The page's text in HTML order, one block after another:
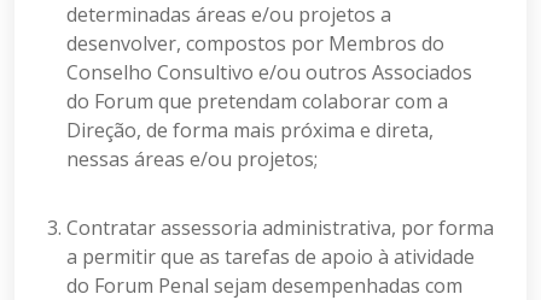
determinadas áreas e/ou projetos a
desenvolver, compostos por Membros do
Conselho Consultivo e/ou outros Associados
do Forum que pretendam colaborar com a
Direção, de forma mais próxima e direta,
nessas áreas e/ou projetos;
Contratar assessoria administrativa, por forma
a permitir que as tarefas de apoio à atividade
do Forum Penal sejam desempenhadas com